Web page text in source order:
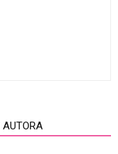
AUTORA